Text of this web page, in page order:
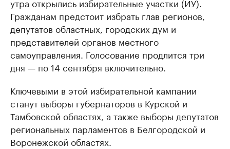
утра открылись избирательные участки (ИУ).
Гражданам предстоит избрать глав регионов,
депутатов областных, городских дум и
представителей органов местного
самоуправления. Голосование продлится три
дня — по 14 сентября включительно.
Ключевыми в этой избирательной кампании
станут выборы губернаторов в Курской и
Тамбовской областях, а также выборы депутатов
региональных парламентов в Белгородской и
Воронежской областях.